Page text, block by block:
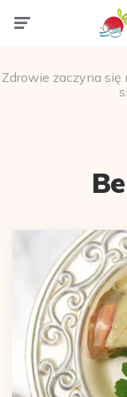
Zdrowie zaczyna się